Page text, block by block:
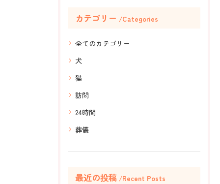
カテゴリー Categories
全てのカテゴリー
犬
猫
訪問
24時間
葬儀
最近の投稿 Recent Posts